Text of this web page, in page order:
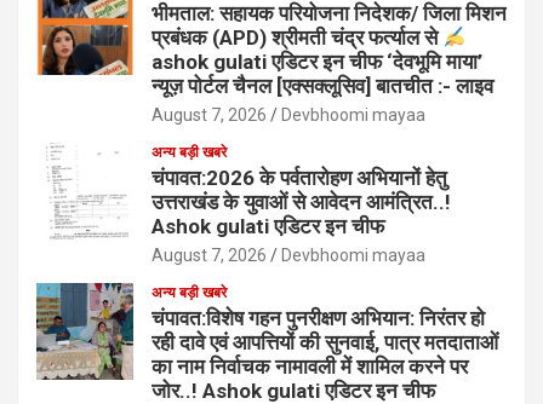
भीमताल: सहायक परियोजना निदेशक/ जिला मिशन
प्रबंधक (APD) श्रीमती चंद्र फर्त्याल से
ashok gulati एडिटर इन चीफ ‘देवभूमि माया’
न्यूज़ पोर्टल चैनल [एक्सक्लूसिव] बातचीत :- लाइव
August 7, 2026 Devbhoomi mayaa
अन्य बड़ी खबरे
चंपावत:2026 के पर्वतारोहण अभियानों हेतु
उत्तराखंड के युवाओं से आवेदन आमंत्रित..!
Ashok gulati एडिटर इन चीफ
August 7, 2026 Devbhoomi mayaa
अन्य बड़ी खबरे
चंपावत:विशेष गहन पुनरीक्षण अभियान: निरंतर हो
रही दावे एवं आपत्तियों की सुनवाई, पात्र मतदाताओं
का नाम निर्वाचक नामावली में शामिल करने पर
जोर..! Ashok gulati एडिटर इन चीफ